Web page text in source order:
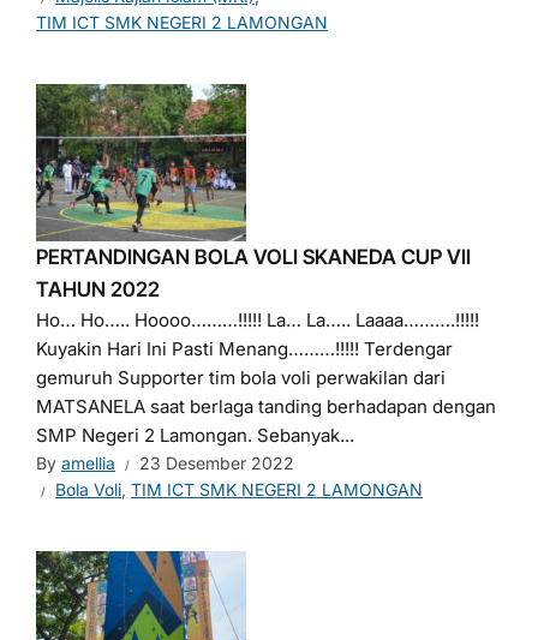
TIM ICT SMK NEGERI 2 LAMONGAN
PERTANDINGAN BOLA VOLI SKANEDA CUP VII
TAHUN 2022
Ho… Ho….. Hoooo………!!!!! La… La….. Laaaa……….!!!!!
Kuyakin Hari Ini Pasti Menang………!!!!! Terdengar
gemuruh Supporter tim bola voli perwakilan dari
MATSANELA saat berlaga tanding berhadapan dengan
SMP Negeri 2 Lamongan. Sebanyak...
By amellia
23 Desember 2022
Bola Voli, TIM ICT SMK NEGERI 2 LAMONGAN